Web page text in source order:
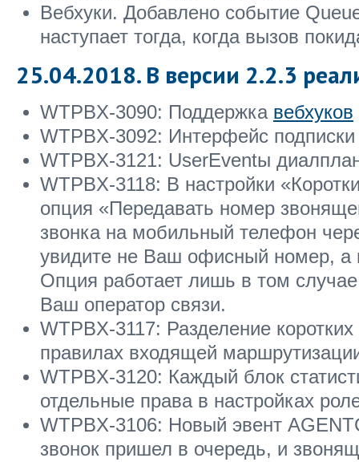
Вебхуки. Добавлено событие
наступает тогда, когда вызов
25.04.2018. В версии 2.2.3
WTPBX-3090: Поддержка вебхуков
WTPBX-3092: Интерфейс подписки
WTPBX-3121: UserEventы
WTPBX-3118: В настройки
опция «Передавать номер
звонка на мобильный телефон
увидите не Ваш офисный номер, а
Опция работает лишь в том
Ваш оператор связи.
WTPBX-3117: Разделение
правилах входящей
WTPBX-3120: Каждый блок
отдельные права в настройках
WTPBX-3106: Новый эвент
звонок пришел в очередь, и